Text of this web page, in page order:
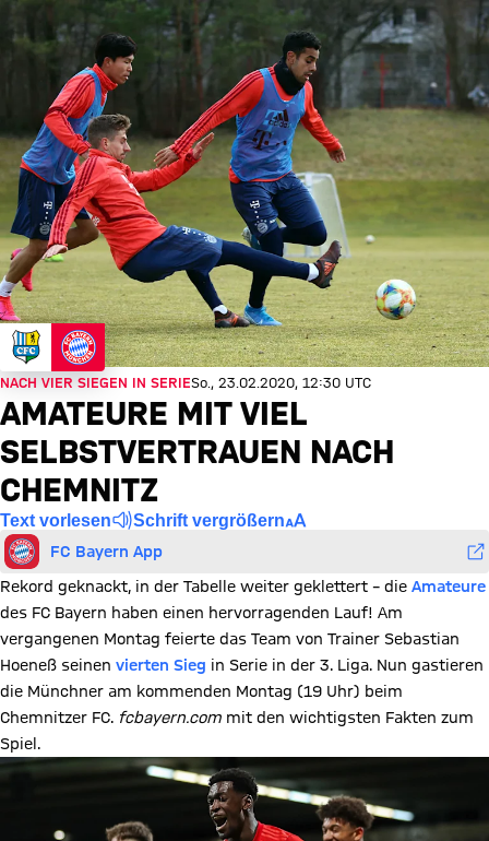
NACH VIER SIEGEN IN SERIESo., 23.02.2020, 12:30 UTC
AMATEURE MIT VIEL
SELBSTVERTRAUEN NACH
CHEMNITZ
Text vorlesen Schrift vergrößern
FC Bayern App
Rekord geknackt, in der Tabelle weiter geklettert – die Amateure
des FC Bayern haben einen hervorragenden Lauf! Am
vergangenen Montag feierte das Team von Trainer Sebastian
Hoeneß seinen vierten Sieg in Serie in der 3. Liga. Nun gastieren
die Münchner am kommenden Montag (19 Uhr) beim
Chemnitzer FC. fcbayern.com mit den wichtigsten Fakten zum
Spiel.